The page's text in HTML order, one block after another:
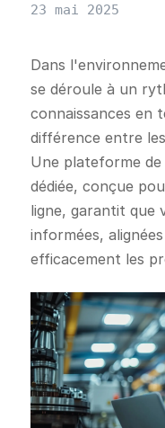
23 mai 2025
Dans
se déroule à un
connaissances en
différence entre
Une plateforme de
dédiée, conçue
ligne, garantit que
informées,
efficacement les